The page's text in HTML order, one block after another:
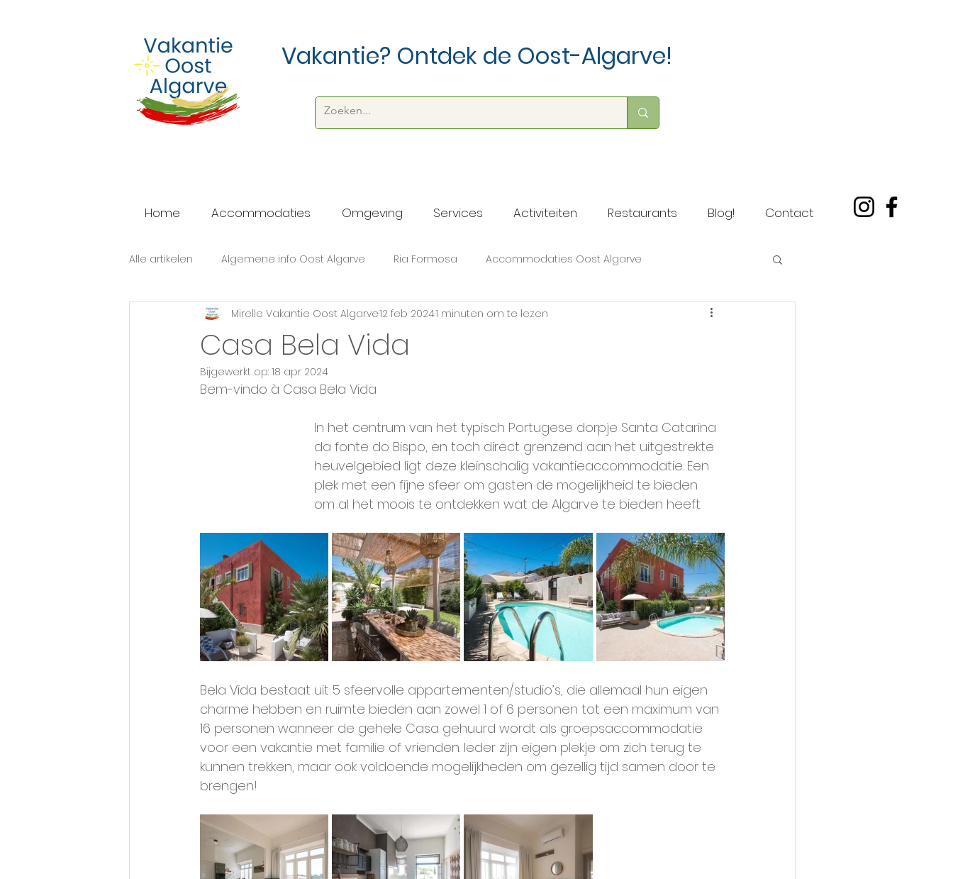
Vakantie? Ontdek de Oost-Algarve!
Home Accommodaties Omgeving Services Activiteiten Restaurants Blog! Contact
Alle artikelen Algemene info Oost Algarve Ria Formosa Accommodaties Oost Algarve
Casa's vanaf 4 personen Algemeen Landelijk stranden Adults only
Bed & breakfast Prive huis / villa
Casa Bela Vida
Mirelle Vakantie Oost Algarve12 feb 20241 minuten om te lezen
Bijgewerkt op: 18 apr 2024
Bem-vindo à Casa Bela Vida
In het centrum van het typisch Portugese dorpje Santa Catarina
da fonte do Bispo, en toch direct grenzend aan het uitgestrekte
heuvelgebied ligt deze kleinschalig vakantieaccommodatie. Een
plek met een fijne sfeer om gasten de mogelijkheid te bieden
om al het moois te ontdekken wat de Algarve te bieden heeft.
Bela Vida bestaat uit 5 sfeervolle appartementen/studio’s, die allemaal hun eigen
charme hebben en ruimte bieden aan zowel 1 of 6 personen tot een maximum van
16 personen wanneer de gehele Casa gehuurd wordt als groepsaccommodatie
voor een vakantie met familie of vrienden. Ieder zijn eigen plekje om zich terug te
kunnen trekken, maar ook voldoende mogelijkheden om gezellig tijd samen door te
brengen!